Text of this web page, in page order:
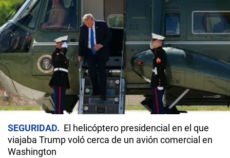
SEGURIDAD
El helicóptero presidencial en el que
viajaba Trump voló cerca de un avión comercial en
Washington